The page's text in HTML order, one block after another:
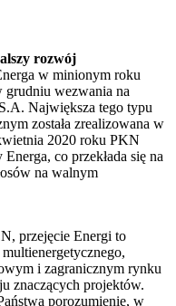
rozwój
w minionym roku
grudniu wezwania na
Największa tego typu
została zrealizowana w
2020 roku PKN
co przekłada się na
na walnym
przejęcie Energi to
i zagranicznym rynku
znaczących projektów.
porozumienie, w